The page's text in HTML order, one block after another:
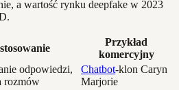
a wartość rynku deepfake w 2023
Przykład
komercyjny
odpowiedzi,
rozmów
Chatbot-klon Caryn
Marjorie